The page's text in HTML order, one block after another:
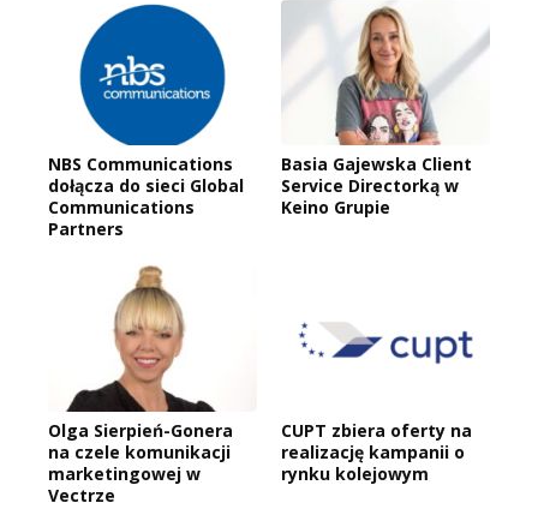
NBS Communications
dołącza do sieci Global
Communications
Partners
Basia Gajewska Client
Service Directorką w
Keino Grupie
Olga Sierpień-Gonera
na czele komunikacji
marketingowej w
Vectrze
CUPT zbiera oferty na
realizację kampanii o
rynku kolejowym